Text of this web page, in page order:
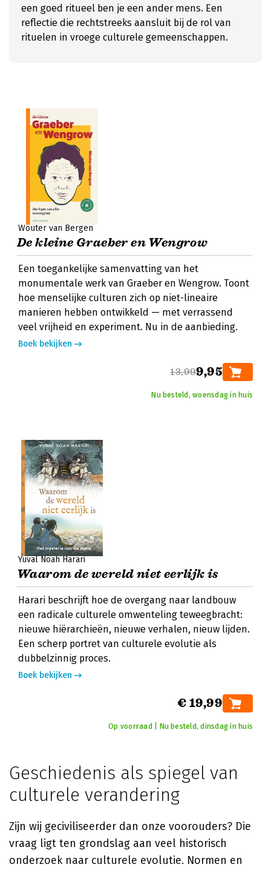
een goed ritueel ben je een ander mens. Een
reflectie die rechtstreeks aansluit bij de rol van
rituelen in vroege culturele gemeenschappen.
Wouter van Bergen
De kleine Graeber en Wengrow
Een toegankelijke samenvatting van het
monumentale werk van Graeber en Wengrow. Toont
hoe menselijke culturen zich op niet-lineaire
manieren hebben ontwikkeld — met verrassend
veel vrijheid en experiment. Nu in de aanbieding.
Boek bekijken
13,999,95
Nu besteld, woensdag in huis
Yuval Noah Harari
Waarom de wereld niet eerlijk is
Harari beschrijft hoe de overgang naar landbouw
een radicale culturele omwenteling teweegbracht:
nieuwe hiërarchieën, nieuwe verhalen, nieuw lijden.
Een scherp portret van culturele evolutie als
dubbelzinnig proces.
Boek bekijken
€ 19,99
Op voorraad | Nu besteld, dinsdag in huis
Geschiedenis als spiegel van
culturele verandering
Zijn wij geciviliseerder dan onze voorouders? Die
vraag ligt ten grondslag aan veel historisch
onderzoek naar culturele evolutie. Normen en